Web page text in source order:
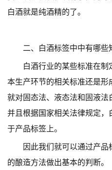
白酒就是纯酒精的了。
二、白酒标签中中有哪些
白酒行业的某些标准在
本生产环节的相关标准还是
就对固态法、液态法和固液法
并且根据国家相关法律规定
于产品标签上。
因此我们就可以通过产品
的酿造方法做出基本的判断。